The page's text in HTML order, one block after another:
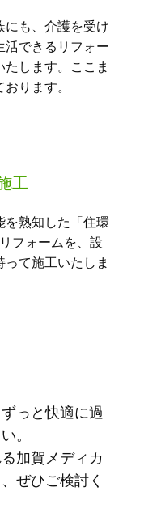
にも、介護を受け
活できるリフォー
します。ここま
ります。
工
熟知した「住環
フォームを、設
て施工いたしま
っと快適に過
。
加賀メディカ
ぜひご検討く